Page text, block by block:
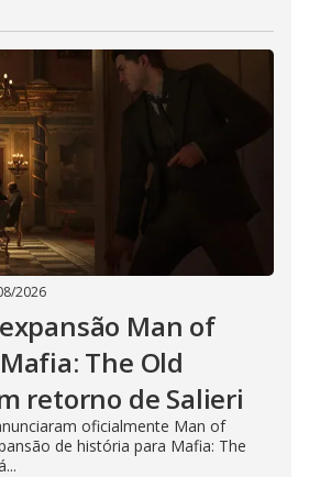
2026
Man of
The Old
retorno de Salieri
oficialmente Man of
de história para Mafia: The